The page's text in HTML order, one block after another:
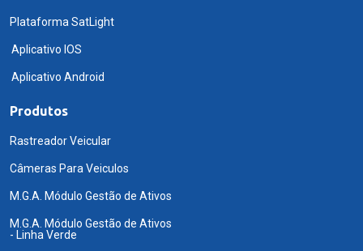
Plataforma SatLight
Aplicativo IOS
Aplicativo Android
Produtos
Rastreador Veicular
Câmeras Para Veiculos
M.G.A. Módulo Gestão de Ativos
M.G.A. Módulo Gestão de Ativos
- Linha Verde